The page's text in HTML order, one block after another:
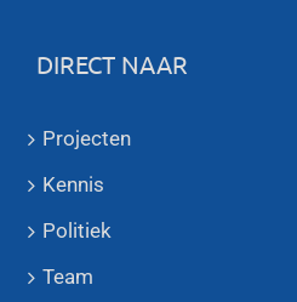
DIRECT NAAR
Projecten
Kennis
Politiek
Team